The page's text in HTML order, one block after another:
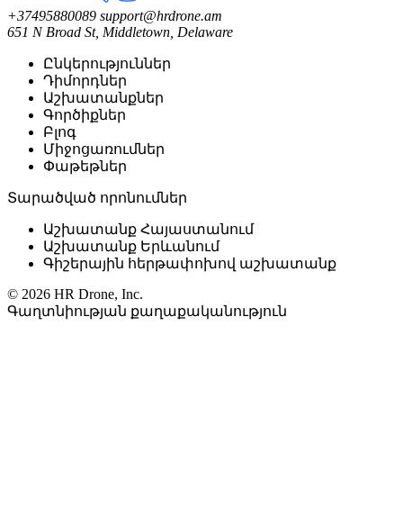
+37495880089 support@hrdrone.am
651 N Broad St, Middletown, Delaware
Ընկերություններ
Դիմորդներ
Աշխատանքներ
Գործիքներ
Բլոգ
Միջոցառումներ
Փաթեթներ
Տարածված որոնումներ
Աշխատանք Հայաստանում
Աշխատանք Երևանում
Գիշերային հերթափոխով աշխատանք
© 2026 HR Drone, Inc.
Գաղտնիության քաղաքականություն